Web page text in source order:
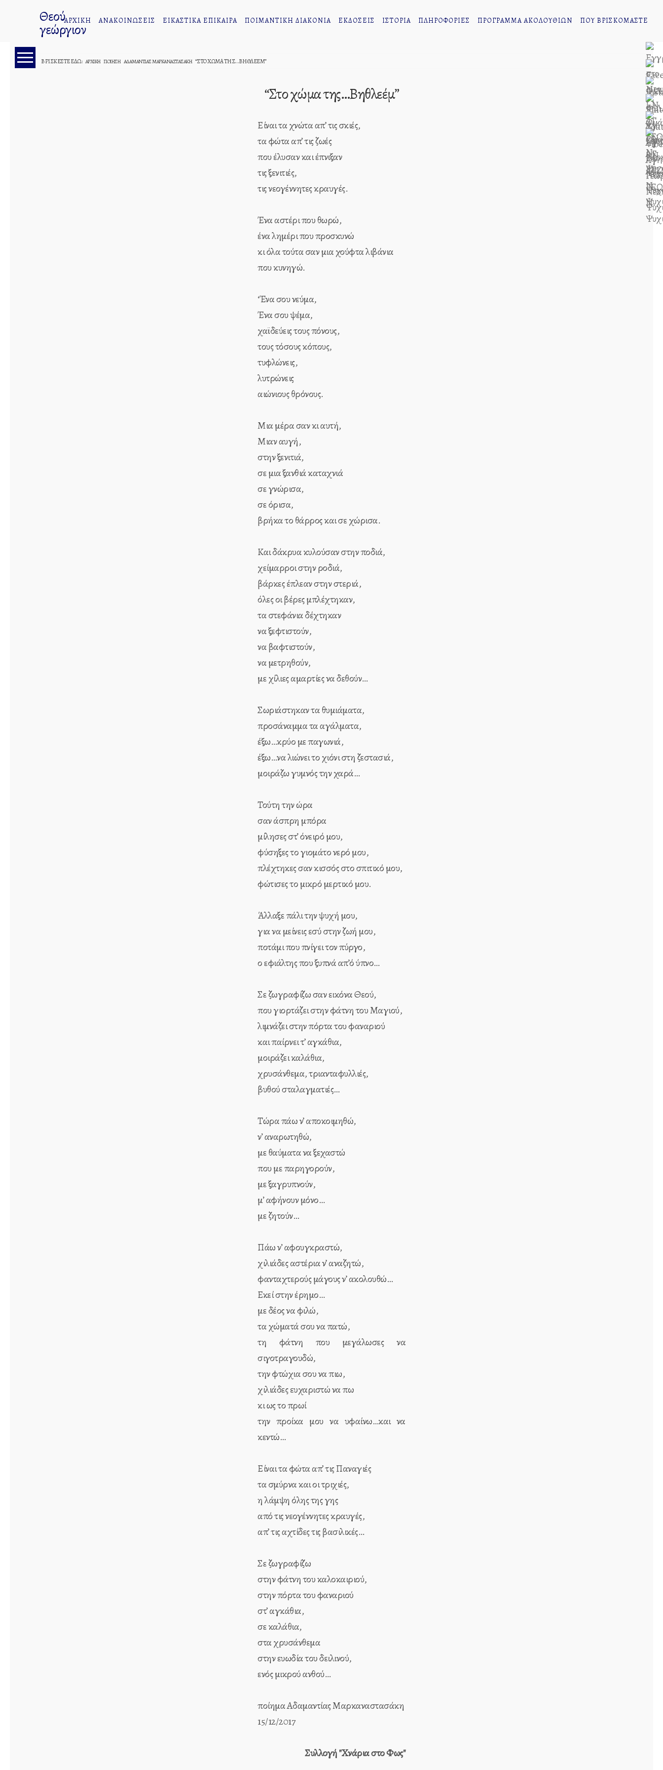
Θεού
γεώργιον
ΑΡΧΙΚΗ ΑΝΑΚΟΙΝΩΣΕΙΣ ΕΙΚΑΣΤΙΚΑ ΕΠΙΚΑΙΡΑ ΠΟΙΜΑΝΤΙΚΗ ΔΙΑΚΟΝΙΑ ΕΚΔΟΣΕΙΣ ΙΣΤΟΡΙΑ ΠΛΗΡΟΦΟΡΙΕΣ ΠΡΟΓΡΑΜΜΑ ΑΚΟΛΟΥΘΙΩΝ ΠΟΥ ΒΡΙΣΚΟΜΑΣΤΕ
ΒΡΊΣΚΕΣΤΕ ΕΔΏ: ΑΡΧΙΚΉ ΠΟΊΗΣΗ ΑΔΑΜΑΝΤΊΑΣ ΜΑΡΚΑΝΑΣΤΑΣΆΚΗ “ΣΤΟ ΧΏΜΑ ΤΗΣ…ΒΗΘΛΕΈΜ”
“Στο χώμα της…Βηθλεέμ”
Είναι τα χνώτα απ’ τις σκιές,
τα φώτα απ’ τις ζωές
που έλυσαν και έπνιξαν
τις ξενιτιές,
τις νεογέννητες κραυγές.
Ένα αστέρι που θωρώ,
ένα λημέρι που προσκυνώ
κι όλα τούτα σαν μια χούφτα λιβάνια
που κυνηγώ.
‘Ένα σου νεύμα,
Ένα σου ψέμα,
χαϊδεύεις τους πόνους,
τους τόσους κόπους,
τυφλώνεις,
λυτρώνεις
αιώνιους θρόνους.
Μια μέρα σαν κι αυτή,
Μιαν αυγή,
στην ξενιτιά,
σε μια ξανθιά καταχνιά
σε γνώρισα,
σε όρισα,
βρήκα το θάρρος και σε χώρισα.
Και δάκρυα κυλούσαν στην ποδιά,
χείμαρροι στην ροδιά,
βάρκες έπλεαν στην στεριά,
όλες οι βέρες μπλέχτηκαν,
τα στεφάνια δέχτηκαν
να ξεφτιστούν,
να βαφτιστούν,
να μετρηθούν,
με χίλιες αμαρτίες να δεθούν…
Σωριάστηκαν τα θυμιάματα,
προσάναμμα τα αγάλματα,
έξω…κρύο με παγωνιά,
έξω…να λιώνει το χιόνι στη ζεστασιά,
μοιράζω γυμνός την χαρά…
Τούτη την ώρα
σαν άσπρη μπόρα
μίλησες στ’ όνειρό μου,
φύσηξες το γιομάτο νερό μου,
πλέχτηκες σαν κισσός στο σπιτικό μου,
φώτισες το μικρό μερτικό μου.
Άλλαξε πάλι την ψυχή μου,
για να μείνεις εσύ στην ζωή μου,
ποτάμι που πνίγει τον πύργο,
ο εφιάλτης που ξυπνά απ’ό ύπνο…
Σε ζωγραφίζω σαν εικόνα Θεού,
που γιορτάζει στην φάτνη του Μαγιού,
λιμνάζει στην πόρτα του φαναριού
και παίρνει τ’ αγκάθια,
μοιράζει καλάθια,
χρυσάνθεμα, τριανταφυλλιές,
βυθού σταλαγματιές…
Τώρα πάω ν’ αποκοιμηθώ,
ν’ αναρωτηθώ,
με θαύματα να ξεχαστώ
που με παρηγορούν,
με ξαγρυπνούν,
μ’ αφήνουν μόνο…
με ζητούν…
Πάω ν’ αφουγκραστώ,
χιλιάδες αστέρια ν’ αναζητώ,
φανταχτερούς μάγους ν’ ακολουθώ…
Εκεί στην έρημο…
με δέος να φιλώ,
τα χώματά σου να πατώ,
τη φάτνη που μεγάλωσες να
σιγοτραγουδώ,
την φτώχια σου να πιω,
χιλιάδες ευχαριστώ να πω
κι ως το πρωί
την προίκα μου να υφαίνω…και να
κεντώ…
Είναι τα φώτα απ’ τις Παναγιές
τα σμύρνα και οι τριχιές,
η λάμψη όλης της γης
από τις νεογέννητες κραυγές,
απ’ τις αχτίδες τις βασιλικές…
Σε ζωγραφίζω
στην φάτνη του καλοκαιριού,
στην πόρτα του φαναριού
στ’ αγκάθια,
σε καλάθια,
στα χρυσάνθεμα
στην ευωδία του δειλινού,
ενός μικρού ανθού…
ποίημα Αδαμαντίας Μαρκαναστασάκη
15/12/2017
Συλλογή "Χνάρια στο Φως"